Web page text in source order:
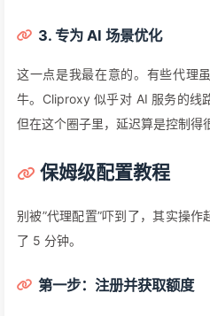
3. 专为 AI 场景优化
这一点是我最在意的。有些代理
牛。Cliproxy 似乎对 AI 服务的线
但在这个圈子里，延迟算是控制得
保姆级配置教程
别被”代理配置”吓到了，其实操
了 5 分钟。
第一步：注册并获取额度